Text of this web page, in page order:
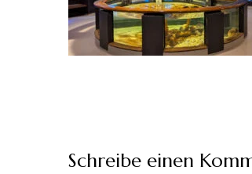
Schreibe einen